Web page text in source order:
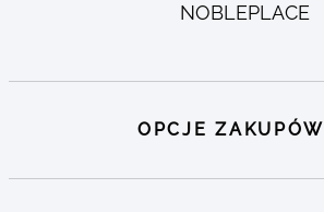
NOBLEPLACE
OPCJE ZAKUPÓW